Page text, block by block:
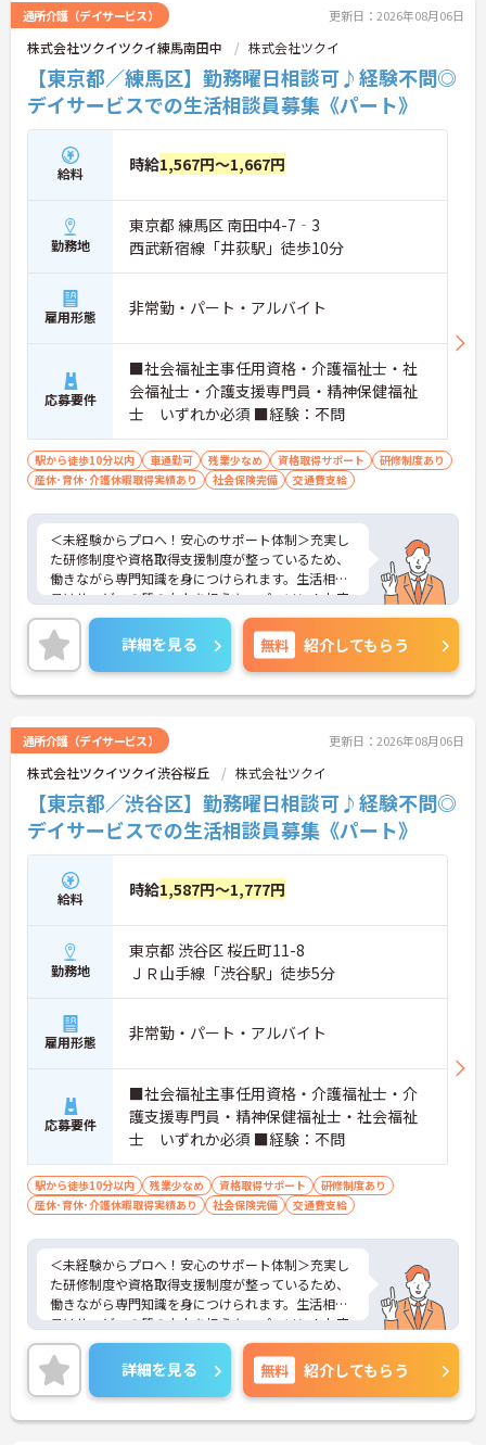
通所介護（デイサービス） 更新日：2026年08月06日
株式会社ツクイツクイ練馬南田中 株式会社ツクイ
【東京都／練馬区】勤務曜日相談可♪経験不問◎
デイサービスでの生活相談員募集《パート》
給料 時給1,567円～1,667円
勤務地
東京都 練馬区 南田中4-7‐3
西武新宿線「井荻駅」徒歩10分
雇用形態 非常勤・パート・アルバイト
応募要件
■社会福祉主事任用資格・介護福祉士・社
会福祉士・介護支援専門員・精神保健福祉
士 いずれか必須 ■経験：不問
駅から徒歩10分以内 車通勤可 残業少なめ 資格取得サポート
研修制度あり
産休･育休･介護休暇取得実績あり
社会保険完備 交通費支給
＜未経験からプロへ！安心のサポート体制＞充実し
た研修制度や資格取得支援制度が整っているため、
働きながら専門知識を身につけられます。生活相談
員はサービスの質の向上を担うキーパーソン！お客
様やご家族との関わりを通じて、自分自身の人間性
も磨いていけるやりがいのあるお仕事です。
＜夜勤なしでプライベートも充実！柔軟な働き方＞
勤務曜日は相談可能♪ライフスタイルに合わせた働
き方が可能です。産休・育休制度も整っており、長
詳細を見る 無料 紹介してもらう
通所介護（デイサービス） 更新日：2026年08月06日
株式会社ツクイツクイ渋谷桜丘 株式会社ツクイ
【東京都／渋谷区】勤務曜日相談可♪経験不問◎
デイサービスでの生活相談員募集《パート》
給料 時給1,587円～1,777円
勤務地
東京都 渋谷区 桜丘町11-8
ＪＲ山手線「渋谷駅」徒歩5分
雇用形態 非常勤・パート・アルバイト
応募要件
■社会福祉主事任用資格・介護福祉士・介
護支援専門員・精神保健福祉士・社会福祉
士 いずれか必須 ■経験：不問
駅から徒歩10分以内 残業少なめ 資格取得サポート
研修制度あり
産休･育休･介護休暇取得実績あり
社会保険完備 交通費支給
＜未経験からプロへ！安心のサポート体制＞充実し
た研修制度や資格取得支援制度が整っているため、
働きながら専門知識を身につけられます。生活相談
員はサービスの質の向上を担うキーパーソン！お客
様やご家族との関わりを通じて、自分自身の人間性
も磨いていけるやりがいのあるお仕事です。
＜夜勤なしでプライベートも充実！柔軟な働き方＞
勤務曜日は相談可能♪ライフスタイルに合わせた働
き方が可能です。産休・育休制度も整っており、長
詳細を見る 無料 紹介してもらう